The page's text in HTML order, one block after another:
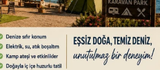
2025'te üretim,
büyüme